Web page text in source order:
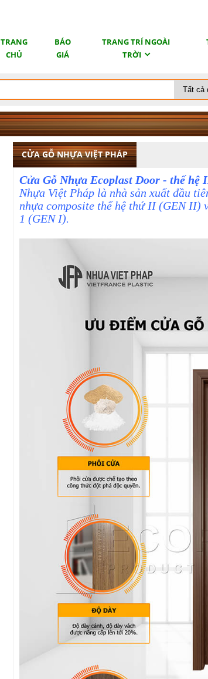
TRANG
CHỦ
BÁO
GIÁ
TRANG TRÍ NGOÀI
TRỜI
CỬA GỖ NHỰA VIỆT PHÁP
Cửa Gỗ Nhựa Ecoplast Door - thế hệ
Nhựa Việt Pháp là nhà sản xuất đầu
nhựa composite thế hệ thứ II (GEN
1 (GEN I).